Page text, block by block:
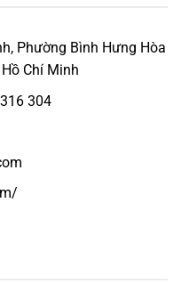
Phường Bình Hưng Hòa
Chí Minh
304